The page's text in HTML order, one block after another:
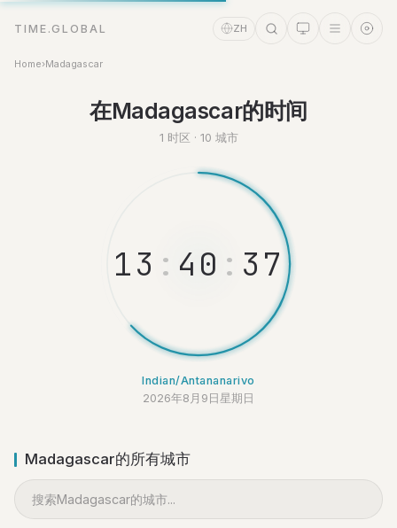
TIME.GLOBAL ZH
Home›Madagascar
在Madagascar的时间
1 时区 · 10 城市
13 : 40 : 37
Indian/Antananarivo
2026年8月9日星期日
Madagascar的所有城市